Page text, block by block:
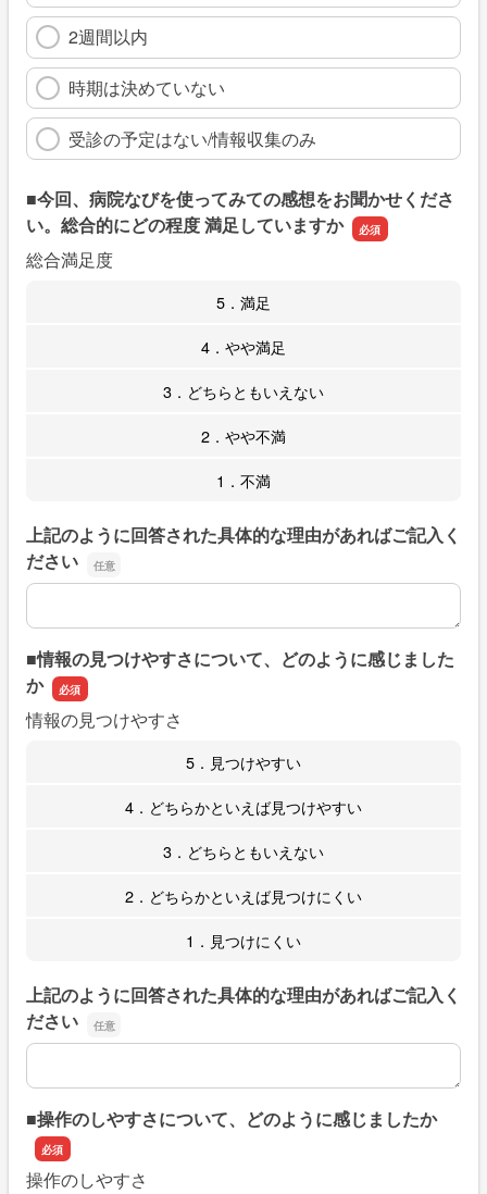
2週間以内
時期は決めていない
受診の予定はない/情報収集のみ
■今回、病院なびを使ってみての感想をお聞かせくださ
い。総合的にどの程度 満足していますか
総合満足度
5．満足
4．やや満足
3．どちらともいえない
2．やや不満
1．不満
上記のように回答された具体的な理由があればご記入く
ださい
上記のように回答された具体的な理由があればご記入くだ
■情報の見つけやすさについて、どのように感じました
か
情報の見つけやすさ
5．見つけやすい
4．どちらかといえば見つけやすい
3．どちらともいえない
2．どちらかといえば見つけにくい
1．見つけにくい
上記のように回答された具体的な理由があればご記入く
ださい
上記のように回答された具体的な理由があればご記入くだ
■操作のしやすさについて、どのように感じましたか
操作のしやすさ